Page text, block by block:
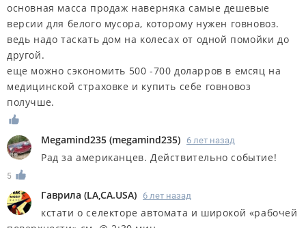
основная масса продаж наверняка самые дешевые
версии для белого мусора, которому нужен говновоз.
ведь надо таскать дом на колесах от одной помойки до
другой.
еще можно сэкономить 500 -700 доларров в емсяц на
медицинской страховке и купить себе говновоз
получше.
Megamind235 (megamind235) 6 лет назад
Рад за американцев. Действительно событие!
5
Гаврила (LA,CA.USA) 6 лет назад
кстати о селекторе автомата и широкой «рабочей